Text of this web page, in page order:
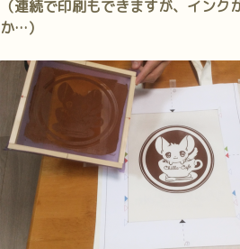
（連続で印刷もできますが、イン
か…）